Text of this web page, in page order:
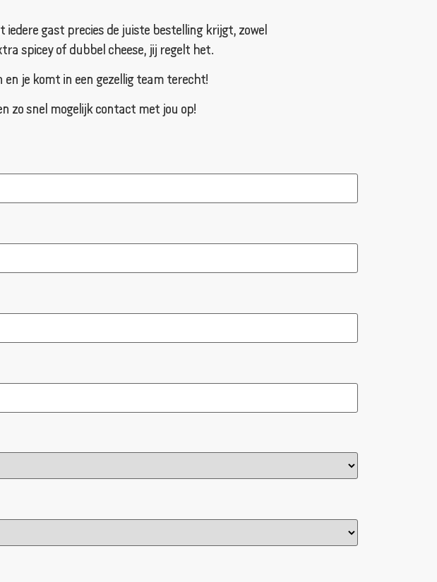
gast precies de juiste bestelling krijgt, zowel
spicey of dubbel cheese, jij regelt het.
en je komt in een gezellig team terecht!
zo snel mogelijk contact met jou op!